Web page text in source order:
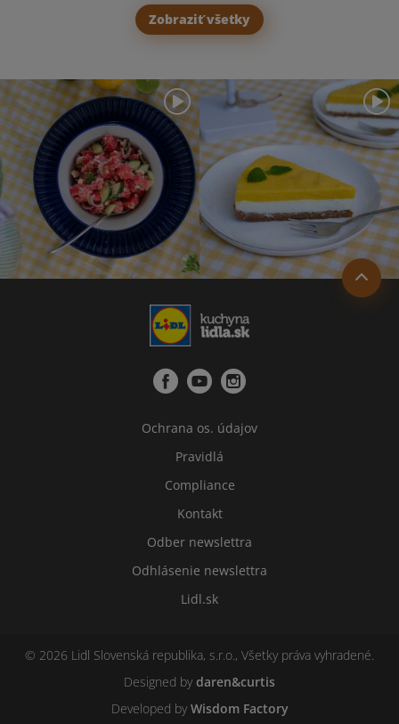
Zobraziť všetky
Ochrana os. údajov
Pravidlá
Compliance
Kontakt
Odber newslettra
Odhlásenie newslettra
Lidl.sk
© 2026 Lidl Slovenská republika, s.r.o., Všetky práva vyhradené.
Designed bydaren&curtis
Developed byWisdom Factory